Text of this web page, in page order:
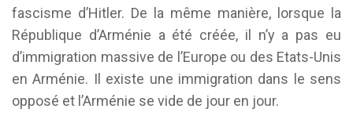
fascisme d’Hitler. De la même manière, lorsque la
République d’Arménie a été créée, il n’y a pas eu
d’immigration massive de l’Europe ou des Etats-Unis
en Arménie. Il existe une immigration dans le sens
opposé et l’Arménie se vide de jour en jour.